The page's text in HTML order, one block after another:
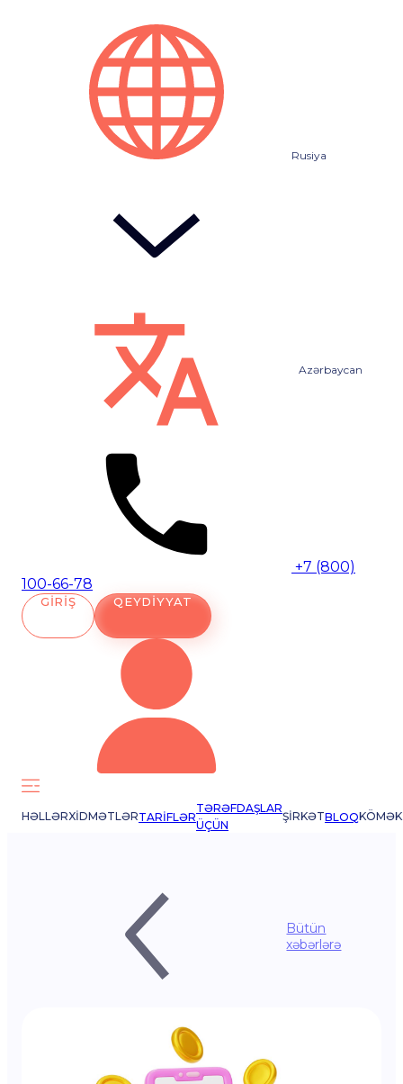
Rusiya
Azərbaycan
+7 (800)
100-66-78
GIRIŞ QEYDIYYAT
HƏLLƏRXIDMƏTLƏRTARIFLƏR
TƏRƏFDAŞLAR
ÜÇÜN
ŞIRKƏTBLOQKÖMƏK
Bütün
xəbərlərə